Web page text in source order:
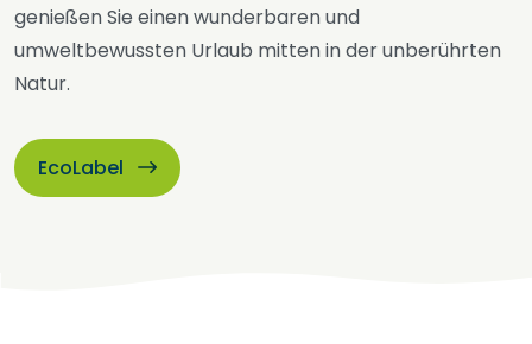
genießen Sie einen wunderbaren und
umweltbewussten Urlaub mitten in der unberührten
Natur.
EcoLabel